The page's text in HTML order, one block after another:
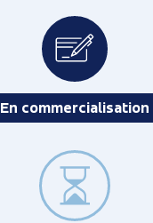
En commercialisation